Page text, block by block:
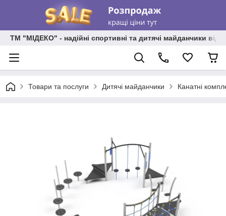
ТМ "МІДЕКО" - надійні спортивні та дитячі майданчики від
Товари та послуги Дитячі майданчики Канатні